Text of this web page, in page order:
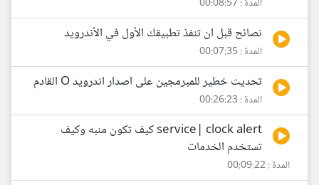
المدة : 00:08:57
نصائح قبل ان تنفذ تطبيقك الأول في الأندرويد
المدة : 00:07:35
تحديث خطير للمبرمجين على اصدار اندرويد O القادم
المدة : 00:26:23
service| clock alert كيف تكون منبه وكيف
تستخدم الخدمات
المدة : 00:09:22